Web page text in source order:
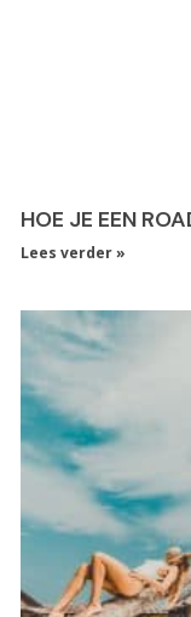
HOE JE EEN
Lees verder »